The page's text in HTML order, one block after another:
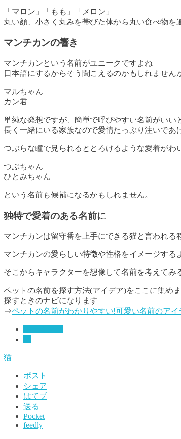
「マロン」「もも」「メロン」
丸い顔、小さく丸みを帯びた体から丸い食べ物を
マンチカンの響き
マンチカンという名前がユニークですよね
日本語にするからそう聞こえるのかもしれません
マルちゃん
カン君
単純な発想ですが、簡単で呼びやすい名前がいい
長く一緒にいる家族なので愛情たっぷり注いで
つぶらな瞳で見られるととろけるような愛着がわ
つぶちゃん
ひとみちゃん
という名前も候補になるかもしれません。
独特で愛着のある名前に
マンチカンは留守番を上手にできる猫と言われる
マンチカンの愛らしい特徴や性格をイメージする
そこからキャラクターを想像して名前を考えてみ
ペットの名前を探す方法(アイデア)をここに集め
探すときのナビになります
⇒ペットの名前がわかりやすい!可愛い名前のアイ
猫
ポスト
シェア
はてブ
送る
Pocket
feedly